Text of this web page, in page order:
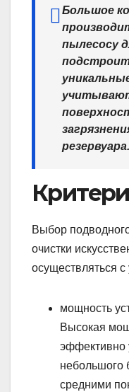
Большое
пылесосу
резервуара.
Выбор
очистки
осуществляться
мощность
Высокая
эффективно
небольшого
средними